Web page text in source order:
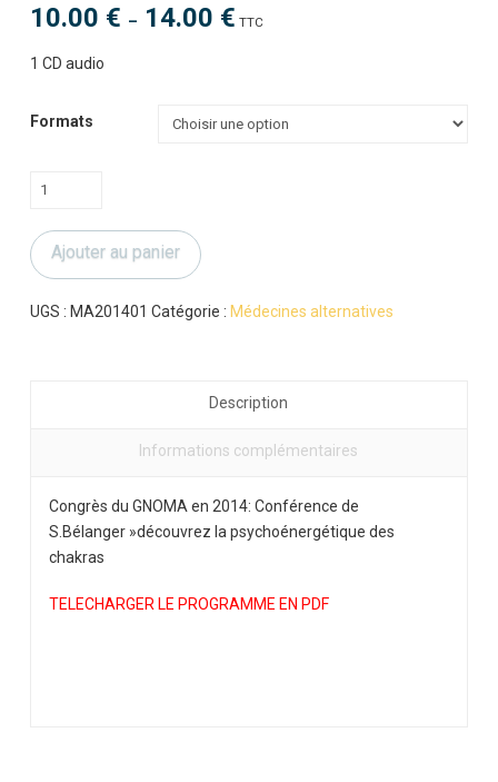
10.00 € – 14.00 €Plage
de
TTC
1 CD audio
Formats
quantité
S.Bélanger
:
découvrez
la
Ajouter au panier
UGS : MA201401 Catégorie : Médecines alternatives
Description
Informations complémentaires
Congrès du GNOMA en 2014: Conférence de
S.Bélanger »découvrez la psychoénergétique des
chakras
TELECHARGER LE PROGRAMME EN PDF